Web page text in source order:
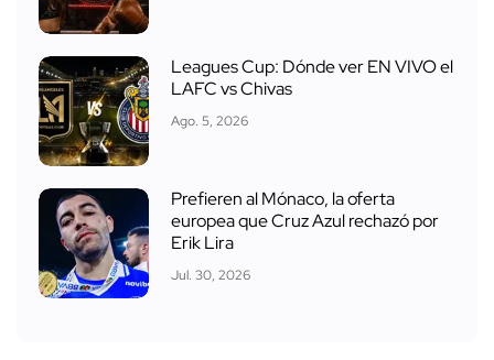
Leagues Cup: Dónde ver EN VIVO el
LAFC vs Chivas
Ago. 5, 2026
Prefieren al Mónaco, la oferta
europea que Cruz Azul rechazó por
Erik Lira
Jul. 30, 2026